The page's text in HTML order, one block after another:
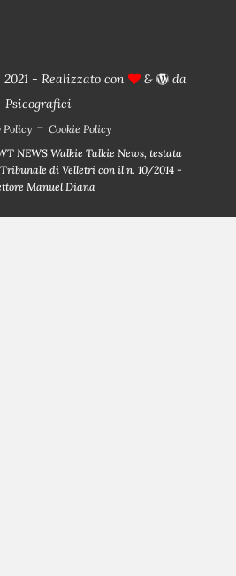
- Realizzato con &
da
Psicografici
Policy - Cookie Policy
NEWS Walkie Talkie News, testata
di Velletri con il n. 10/2014 -
Manuel Diana